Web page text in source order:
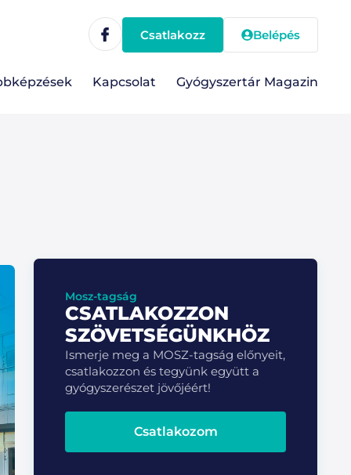
Belépés
Csatlakozz
Kapcsolat Gyógyszertár Magazin
Mosz-tagság
CSATLAKOZZON
SZÖVETSÉGÜNKHÖZ
Ismerje meg a MOSZ-tagság előnyeit,
csatlakozzon és tegyünk együtt a
gyógyszerészet jövőjéért!
Csatlakozom